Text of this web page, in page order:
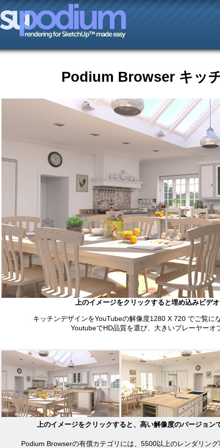
Podium Browser キッ
上のイメージをクリックすると埋め込みビデ
キッチンデザインをYouTubeの解像度1280 X 720 でご覧に
YoutubeでHD品質を選び、大きいプレーヤーオ
上のイメージをクリックすると、高い解像度のバージョン
Podium Browserの有償カテゴリには、5500以上のレンダリン